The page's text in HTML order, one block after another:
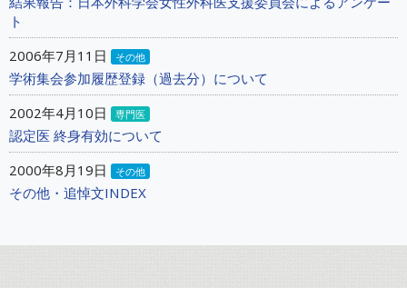
ト
2006年7月11日
その他
学術集会参加履歴登録（過去分）について
2002年4月10日
専門医
認定医 終身有効について
2000年8月19日
その他
その他・追悼文INDEX